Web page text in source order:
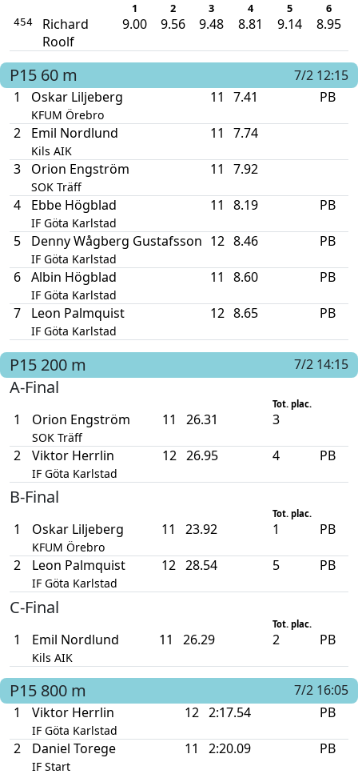
1 2 3 4 5 6
454
Richard
Roolf
9.00 9.56 9.48 8.81 9.14 8.95
P15 60 m
7/2 12:15
1
Oskar Liljeberg
KFUM Örebro
11 7.41 PB
2 Emil Nordlund
Kils AIK
11 7.74
3 Orion Engström
SOK Träff
11 7.92
4 Ebbe Högblad
IF Göta Karlstad
11 8.19 PB
5 Denny Wågberg Gustafsson
IF Göta Karlstad
12 8.46 PB
6 Albin Högblad
IF Göta Karlstad
11 8.60 PB
7 Leon Palmquist
IF Göta Karlstad
12 8.65 PB
P15 200 m 7/2 14:15
A-Final
Tot. plac.
1 Orion Engström
SOK Träff
11 26.31 3
2 Viktor Herrlin
IF Göta Karlstad
12 26.95 4 PB
B-Final
Tot. plac.
1 Oskar Liljeberg
KFUM Örebro
11 23.92 1 PB
2 Leon Palmquist
IF Göta Karlstad
12 28.54 5 PB
C-Final
Tot. plac.
1 Emil Nordlund
Kils AIK
11 26.29 2 PB
P15 800 m
7/2 16:05
1
Viktor Herrlin
IF Göta Karlstad
12 2:17.54 PB
2 Daniel Torege
IF Start
11 2:20.09 PB